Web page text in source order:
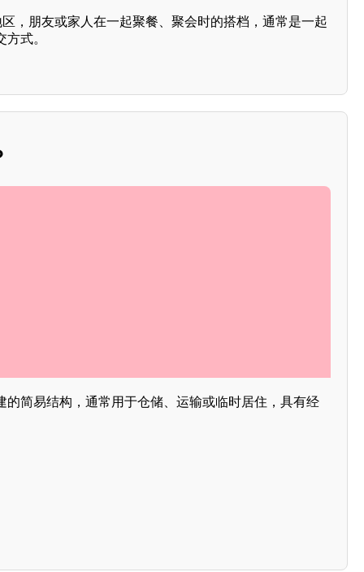
区，朋友或家人在一起聚餐、聚会时的搭档，通常是一起
式。
的简易结构，通常用于仓储、运输或临时居住，具有经